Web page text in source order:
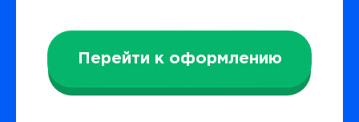
Перейти к оформлению